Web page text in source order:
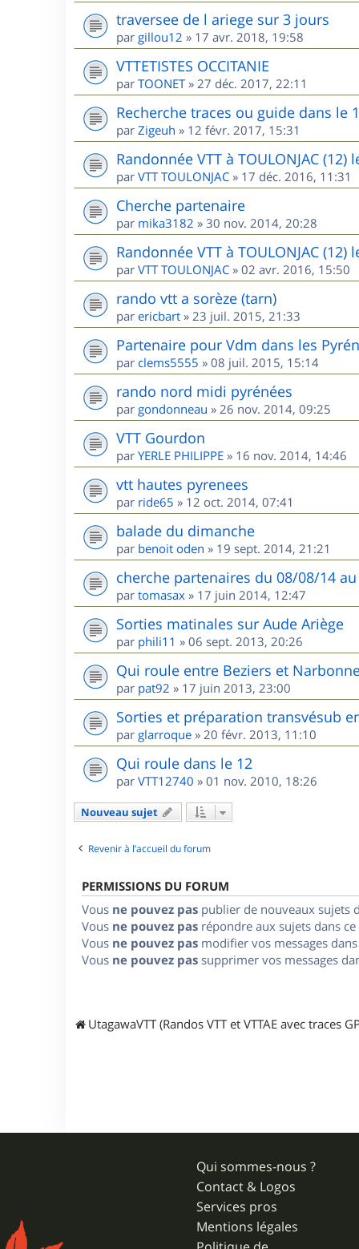
traversee de l ariege sur 3 jours
par gillou12 » 17 avr. 2018, 19:58
VTTETISTES OCCITANIE
par TOONET» 27 déc. 2017, 22:11
Recherche traces ou guide dans le
par Zigeuh » 12 févr. 2017, 15:31
Randonnée VTT à TOULONJAC (12)
par VTT TOULONJAC » 17 déc. 2016, 11:31
Cherche partenaire
par mika3182 » 30 nov. 2014, 20:28
Randonnée VTT à TOULONJAC (12)
par VTT TOULONJAC » 02 avr. 2016, 15:50
rando vtt a sorèze (tarn)
par ericbart » 23 juil. 2015, 21:33
Partenaire pour Vdm dans les
par clems5555 » 08 juil. 2015, 15:14
rando nord midi pyrénées
par gondonneau » 26 nov. 2014, 09:25
VTT Gourdon
par YERLE PHILIPPE » 16 nov. 2014, 14:46
vtt hautes pyrenees
par ride65 » 12 oct. 2014, 07:41
balade du dimanche
par benoit oden » 19 sept. 2014, 21:21
cherche partenaires du 08/08/14
par tomasax » 17 juin 2014, 12:47
Sorties matinales sur Aude Ariège
par phili11 » 06 sept. 2013, 20:26
Qui roule entre Beziers et
par pat92 » 17 juin 2013, 23:00
Sorties et préparation transvésub
par glarroque » 20 févr. 2013, 11:10
Qui roule dans le 12
par VTT12740 » 01 nov. 2010, 18:26
Nouveau sujet
Revenir à l’accueil du forum
PERMISSIONS DU FORUM
Vous ne pouvez pas publier de nouveaux sujets
Vous ne pouvez pas répondre aux sujets dans
Vous ne pouvez pas modifier vos messages
Vous ne pouvez pas supprimer vos messages
UtagawaVTT (Randos VTT et VTTAE avec traces
Qui sommes-nous ?
Contact & Logos
Services pros
Mentions légales